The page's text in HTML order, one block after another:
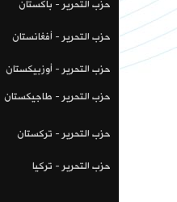
حزب التحرير - باكستان
حزب التحرير - أفغانستان
حزب التحرير - أوزبيكستان
حزب التحرير - طاجيكستان
حزب التحرير - تركستان
حزب التحرير - تركيا